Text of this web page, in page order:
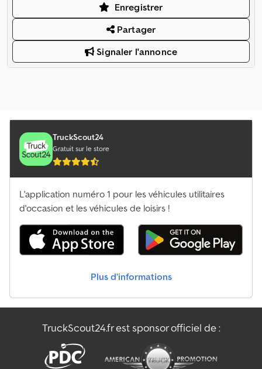
Enregistrer
Partager
Signaler l'annonce
TruckScout24
Gratuit sur le store
L'application numéro 1 pour les véhicules utilitaires
d'occasion et les véhicules de loisirs !
Plus d’informations
TruckScout24.fr est sponsor officiel de :